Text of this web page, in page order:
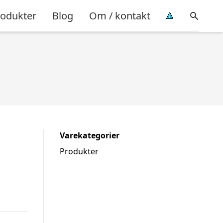
Blog Om / kontakt
Varekategorier
Produkter